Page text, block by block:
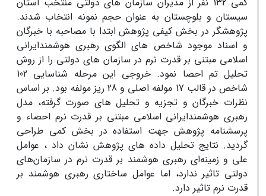
سیستان و بلوچستان به عنوان حجم نمونه انتخاب شدند.
پژوهشگر در بخش کیفی پژوهش ابتدا با مصاحبه با خبرگان
و اسناد موجود شاخص های الگوی رهبری هوشمندایرانی
اسلامی مبتنی بر قدرت نرم در سازمان های دولتی را از روش
تحلیل تم احصا نمود. خروجی این مرحله شناسایی 102
شاخص در قالب 17 مولفه اصلی و 28 ریز مولفه بود. بر اساس
نظرات خبرگان و تجزیه و تحلیل های صورت گرفته، مدل
رهبری هوشمندایرانی اسلامی مبتنی بر قدرت نرم احصاء و
پرسشنامه پژوهش جهت استفاده در بخش کمی طراحی
گردید. نتایج تحلیل داده های پژوهش نشان داد ، عوامل
علی و زمینه‌ای رهبری هوشمند بر قدرت نرم در سازمان‌های
دولتی تاثیر ندارد، اما عوامل ساختاری رهبری هوشمند بر
قدرت نرم تاثیر دارد.